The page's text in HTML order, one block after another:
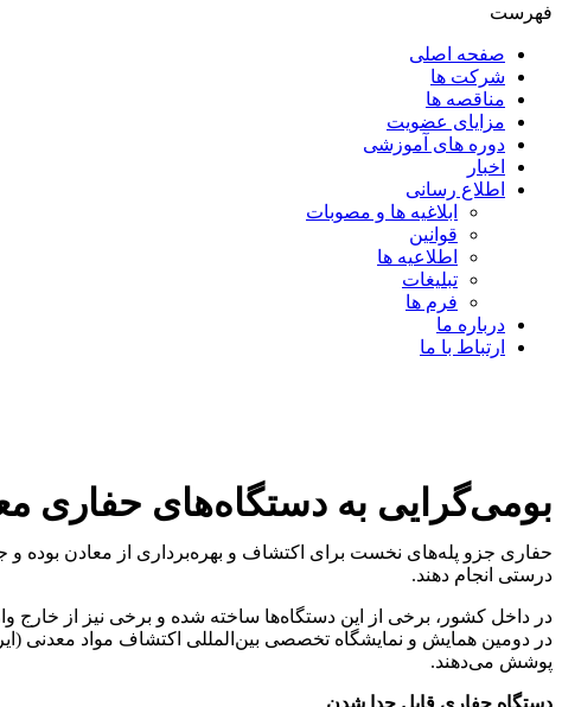
فهرست
صفحه اصلی
شرکت ها
مناقصه ها
مزایای عضویت
دوره های آموزشی
اخبار
اطلاع رسانی
ابلاغیه ها و مصوبات
قوانین
اطلاعیه ها
تبلیغات
فرم ها
درباره ما
ارتباط با ما
بومی‌گرایی به دستگاه‌های حفاری
حفاری جزو پله‌های نخست برای اکتشاف و بهره‌برداری از معادن بوده و
درستی انجام دهند.
در داخل کشور، برخی از این دستگاه‌ها ساخته شده و برخی نیز از خارج
پوشش می‌دهند.
دستگاه حفاری قابل جدا شدن